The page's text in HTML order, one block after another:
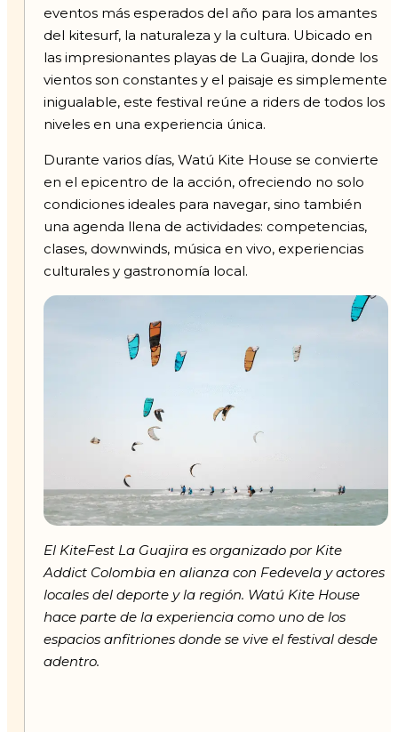
eventos más esperados del año para los amantes
del kitesurf, la naturaleza y la cultura. Ubicado en
las impresionantes playas de La Guajira, donde los
vientos son constantes y el paisaje es simplemente
inigualable, este festival reúne a riders de todos los
niveles en una experiencia única.
Durante varios días, Watú Kite House se convierte
en el epicentro de la acción, ofreciendo no solo
condiciones ideales para navegar, sino también
una agenda llena de actividades: competencias,
clases, downwinds, música en vivo, experiencias
culturales y gastronomía local.
El KiteFest La Guajira es organizado por Kite
Addict Colombia en alianza con Fedevela y actores
locales del deporte y la región. Watú Kite House
hace parte de la experiencia como uno de los
espacios anfitriones donde se vive el festival desde
adentro.